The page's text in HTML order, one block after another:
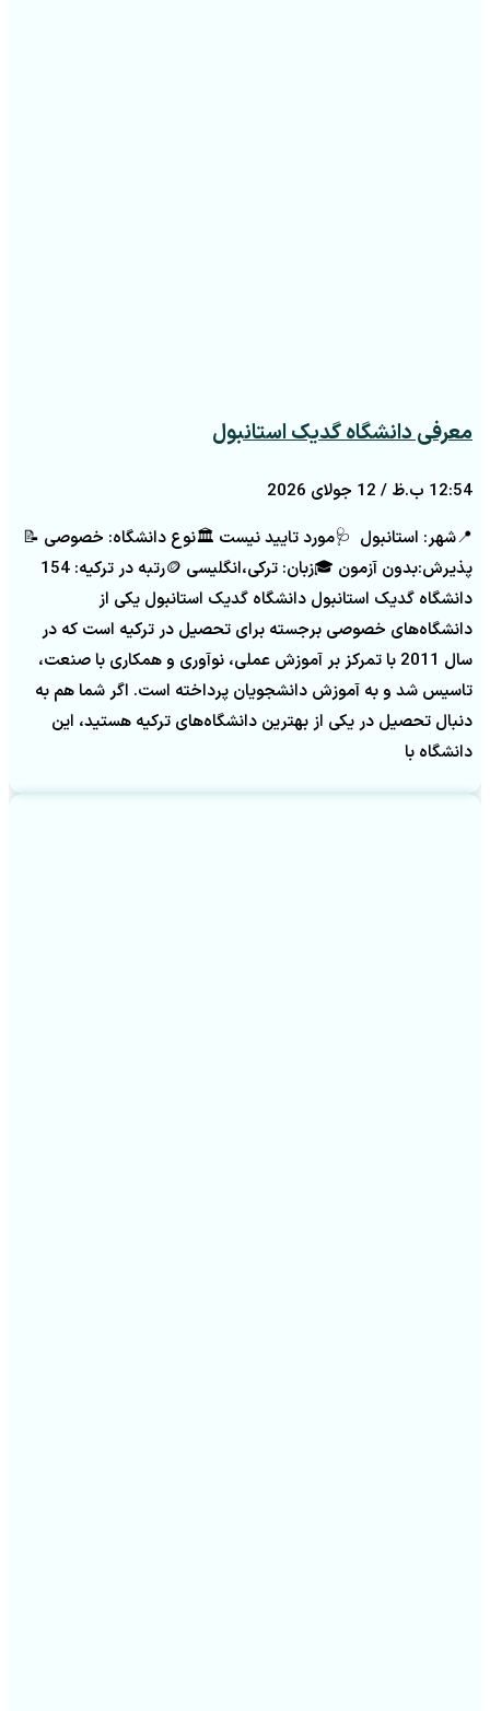
معرفی دانشگاه گدیک استانبول
12:54 ب.ظ
📍شهر: استانبول 🩺مورد تایید نیست 🏛️نوع دانشگاه: خصوصی 📝
پذیرش:بدون آزمون 🎓زبان: ترکی،انگلیسی 🪙رتبه در ترکیه: 154
دانشگاه گدیک استانبول دانشگاه گدیک استانبول یکی از
دانشگاه‌های خصوصی برجسته برای تحصیل در ترکیه است که در
سال 2011 با تمرکز بر آموزش عملی، نوآوری و همکاری با صنعت،
تاسیس شد و به آموزش دانشجویان پرداخته است. اگر شما هم به
دنبال تحصیل در یکی از بهترین دانشگاه‌های ترکیه هستید، این
دانشگاه با